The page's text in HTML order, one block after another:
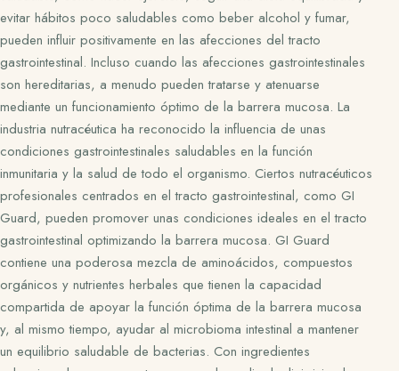
evitar hábitos poco saludables como beber alcohol y fumar,
pueden influir positivamente en las afecciones del tracto
gastrointestinal. Incluso cuando las afecciones gastrointestinales
son hereditarias, a menudo pueden tratarse y atenuarse
mediante un funcionamiento óptimo de la barrera mucosa. La
industria nutracéutica ha reconocido la influencia de unas
condiciones gastrointestinales saludables en la función
inmunitaria y la salud de todo el organismo. Ciertos nutracéuticos
profesionales centrados en el tracto gastrointestinal, como GI
Guard, pueden promover unas condiciones ideales en el tracto
gastrointestinal optimizando la barrera mucosa. GI Guard
contiene una poderosa mezcla de aminoácidos, compuestos
orgánicos y nutrientes herbales que tienen la capacidad
compartida de apoyar la función óptima de la barrera mucosa
y, al mismo tiempo, ayudar al microbioma intestinal a mantener
un equilibrio saludable de bacterias. Con ingredientes